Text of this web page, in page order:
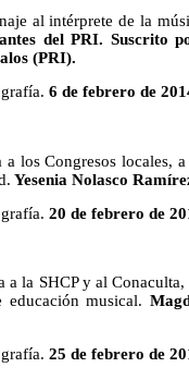
al intérprete de la
del PRI. Suscrito
(PRI).
6 de febrero de
los Congresos locales,
Yesenia Nolasco
20 de febrero de
a la SHCP y al
musical.
25 de febrero de